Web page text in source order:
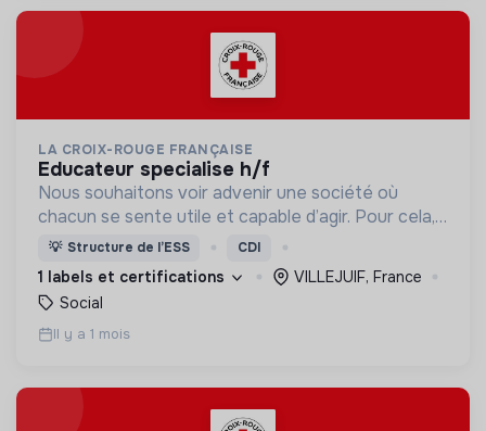
LA CROIX-ROUGE FRANÇAISE
educateur specialise h/f
Nous souhaitons voir advenir une société où
chacun se sente utile et capable d’agir. Pour cela,
nous proposons des moyens et des lieux
d’engagement innovants et adaptés à tous.
💡 Structure de l’ESS CDI
1 labels et certifications
VILLEJUIF, France
Social
Il y a 1 mois